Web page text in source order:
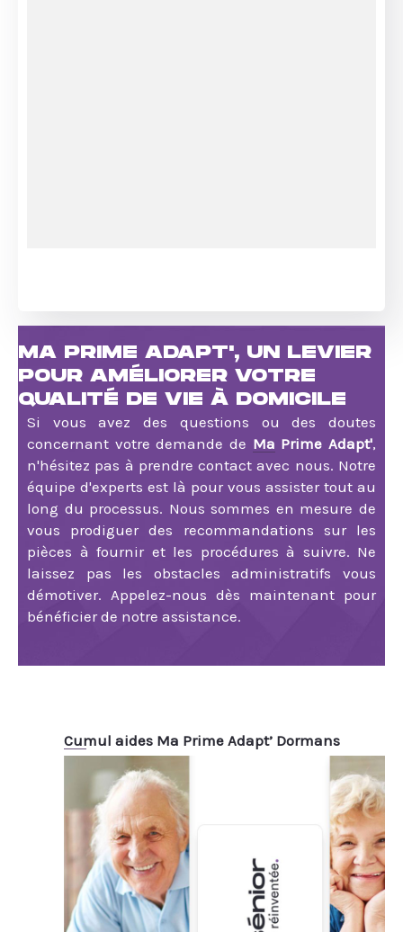
MA PRIME ADAPT', UN LEVIER
POUR AMÉLIORER VOTRE
QUALITÉ DE VIE À DOMICILE
Si vous avez des questions ou des doutes
concernant votre demande de Ma Prime Adapt',
n'hésitez pas à prendre contact avec nous. Notre
équipe d'experts est là pour vous assister tout au
long du processus. Nous sommes en mesure de
vous prodiguer des recommandations sur les
pièces à fournir et les procédures à suivre. Ne
laissez pas les obstacles administratifs vous
démotiver. Appelez-nous dès maintenant pour
bénéficier de notre assistance.
Cumul aides Ma Prime Adapt’ Dormans